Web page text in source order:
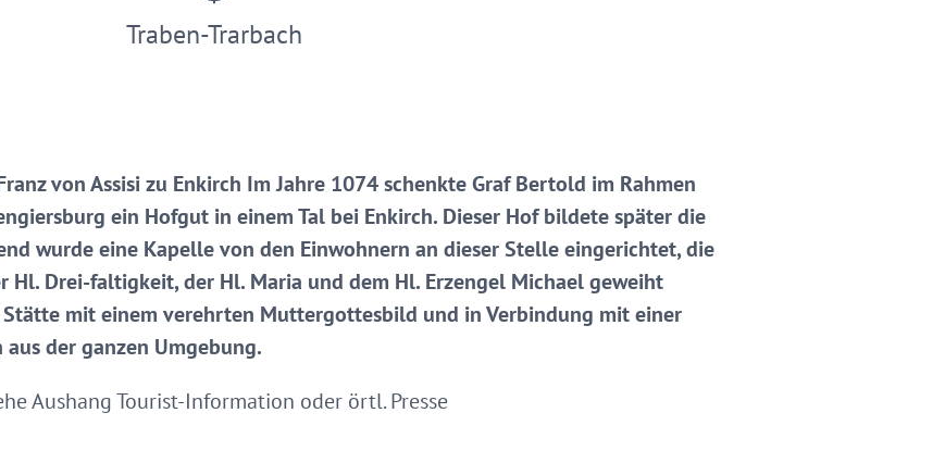
Traben-Trarbach
von Assisi zu Enkirch Im Jahre 1074 schenkte Graf Bertold im Rahmen
ein Hofgut in einem Tal bei Enkirch. Dieser Hof bildete später die
wurde eine Kapelle von den Einwohnern an dieser Stelle eingerichtet, die
Hl. Drei-faltigkeit, der Hl. Maria und dem Hl. Erzengel Michael geweiht
mit einem verehrten Muttergottesbild und in Verbindung mit einer
der ganzen Umgebung.
Aushang Tourist-Information oder örtl. Presse